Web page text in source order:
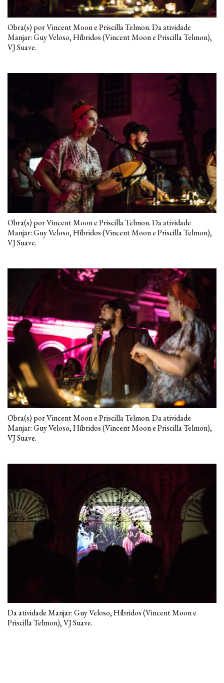
Obra(s) por Vincent Moon e Priscilla Telmon. Da atividade
Manjar: Guy Veloso, Híbridos (Vincent Moon e Priscilla Telmon),
VJ Suave.
Obra(s) por Vincent Moon e Priscilla Telmon. Da atividade
Manjar: Guy Veloso, Híbridos (Vincent Moon e Priscilla Telmon),
VJ Suave.
Obra(s) por Vincent Moon e Priscilla Telmon. Da atividade
Manjar: Guy Veloso, Híbridos (Vincent Moon e Priscilla Telmon),
VJ Suave.
Da atividade Manjar: Guy Veloso, Híbridos (Vincent Moon e
Priscilla Telmon), VJ Suave.